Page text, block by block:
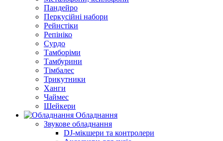
Пандейро
Перкусійні набори
Рейнстіки
Репініко
Сурдо
Тамборіми
Тамбурини
Тімбалес
Трикутники
Ханги
Чаймес
Шейкери
Обладнання
Звукове обладнання
DJ-мікшери та контролери